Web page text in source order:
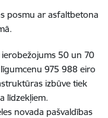
posmu ar asfaltbetona
50 un 70
975 988 eiro
izbūve tiek
līdzekļiem.
novada pašvaldības